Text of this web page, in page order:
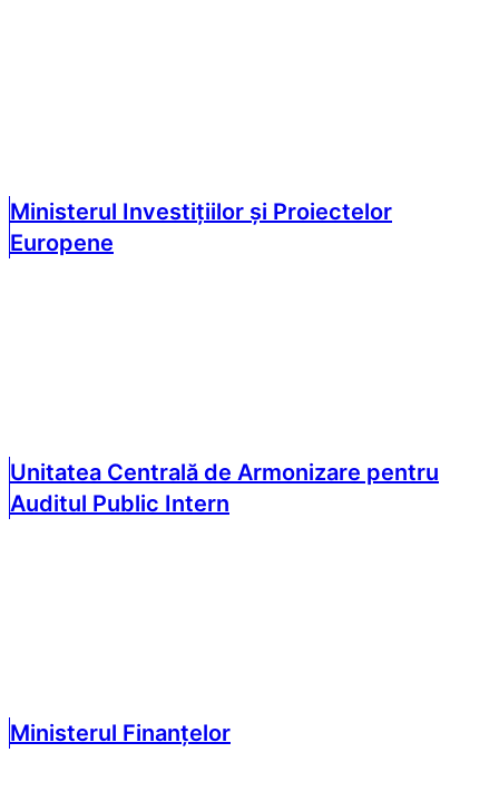
Ministerul Investițiilor și Proiectelor
Europene
Unitatea Centrală de Armonizare pentru
Auditul Public Intern
Ministerul Finanțelor